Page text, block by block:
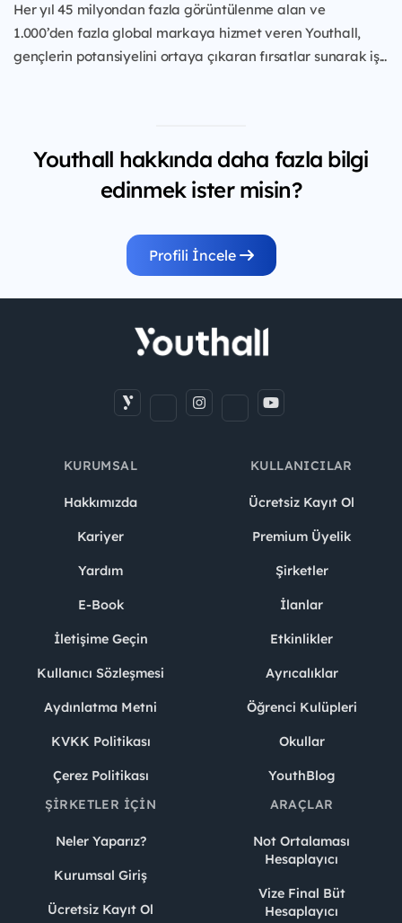
Her yıl 45 milyondan fazla görüntülenme alan ve
1.000’den fazla global markaya hizmet veren Youthall,
gençlerin potansiyelini ortaya çıkaran fırsatlar sunarak iş...
Youthall hakkında daha fazla bilgi
edinmek ister misin?
Profili İncele
KURUMSAL
Hakkımızda
Kariyer
Yardım
E-Book
İletişime Geçin
Kullanıcı Sözleşmesi
Aydınlatma Metni
KVKK Politikası
Çerez Politikası
KULLANICILAR
Ücretsiz Kayıt Ol
Premium Üyelik
Şirketler
İlanlar
Etkinlikler
Ayrıcalıklar
Öğrenci Kulüpleri
Okullar
YouthBlog
ŞIRKETLER İÇIN
Neler Yaparız?
Kurumsal Giriş
Ücretsiz Kayıt Ol
ARAÇLAR
Not Ortalaması
Hesaplayıcı
Vize Final Büt
Hesaplayıcı